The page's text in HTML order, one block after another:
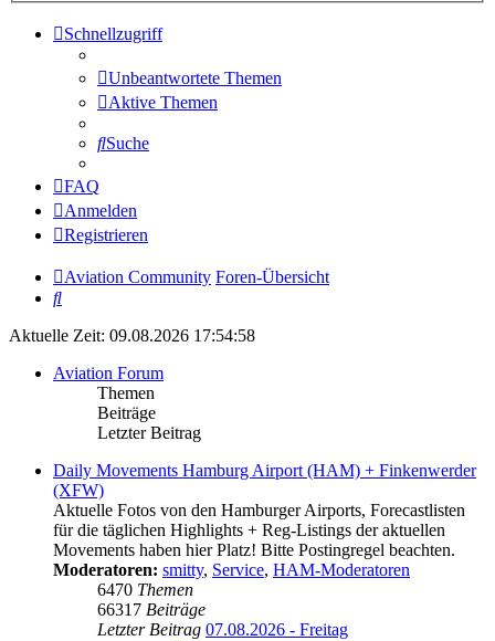
Schnellzugriff
Unbeantwortete Themen
Aktive Themen
Suche
FAQ
Anmelden
Registrieren
Aviation Community Foren-Übersicht
Suche
Aktuelle Zeit: 09.08.2026 17:54:58
Aviation Forum
Themen
Beiträge
Letzter Beitrag
Daily Movements Hamburg Airport (HAM) + Finkenwerder
(XFW)
Aktuelle Fotos von den Hamburger Airports, Forecastlisten
für die täglichen Highlights + Reg-Listings der aktuellen
Movements haben hier Platz! Bitte Postingregel beachten.
Moderatoren: smitty, Service, HAM-Moderatoren
6470 Themen
66317 Beiträge
Letzter Beitrag 07.08.2026 - Freitag